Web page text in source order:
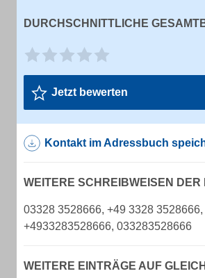
DURCHSCHNITTLICHE
Jetzt bewerten
Kontakt im Adressbuch
WEITERE SCHREIBWEISEN DER
03328 3528666, +49 3328 3528666,
+4933283528666, 033283528666
WEITERE EINTRÄGE AUF